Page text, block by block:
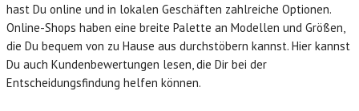
hast Du online und in lokalen Geschäften zahlreiche Optionen.
Online-Shops haben eine breite Palette an Modellen und Größen,
die Du bequem von zu Hause aus durchstöbern kannst. Hier kannst
Du auch Kundenbewertungen lesen, die Dir bei der
Entscheidungsfindung helfen können.